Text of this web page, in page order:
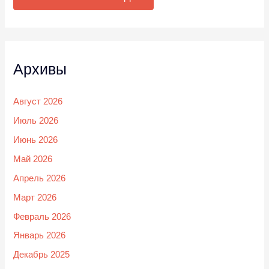
Архивы
Август 2026
Июль 2026
Июнь 2026
Май 2026
Апрель 2026
Март 2026
Февраль 2026
Январь 2026
Декабрь 2025